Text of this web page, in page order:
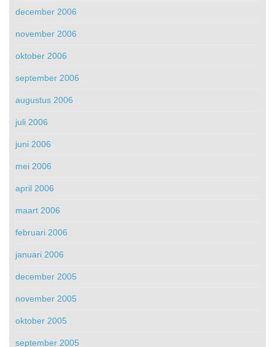
december 2006
november 2006
oktober 2006
september 2006
augustus 2006
juli 2006
juni 2006
mei 2006
april 2006
maart 2006
februari 2006
januari 2006
december 2005
november 2005
oktober 2005
september 2005